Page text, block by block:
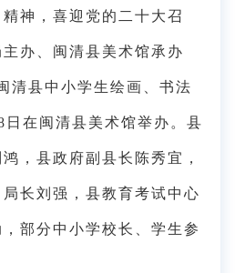
神，喜迎党的二十大召
办、闽清县美术馆承办
县中小学生绘画、书法
日在闽清县美术馆举办。县
，县政府副县长陈秀宜，
长刘强，县教育考试中心
部分中小学校长、学生参